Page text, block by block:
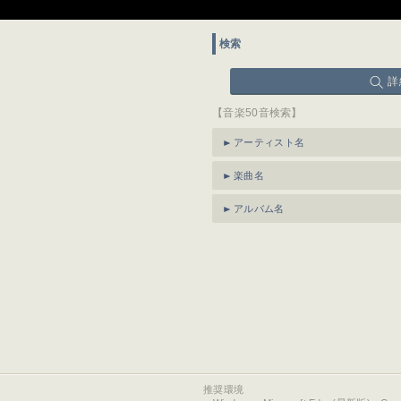
検索
詳
【音楽50音検索】
アーティスト名
楽曲名
アルバム名
推奨環境